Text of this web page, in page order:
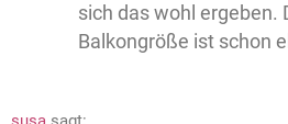
sich das wohl ergeben.
Balkongröße ist schon